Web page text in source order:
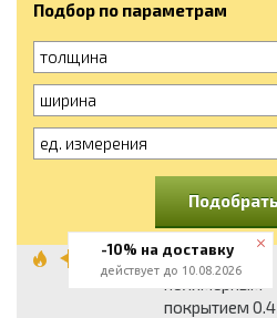
Подбор по параметрам
толщина
ширина
ед. измерения
Подобрать
Штрипс с
полимерным
покрытием
-10% на доставку
действует до 10.08.2026